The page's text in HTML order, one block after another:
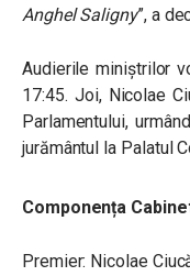
Anghel Saligny”, a
Audierile miniștrilor
17:45. Joi, Nicolae
Parlamentului,
jurământul la Palatul
Componența
Premier: Nicolae